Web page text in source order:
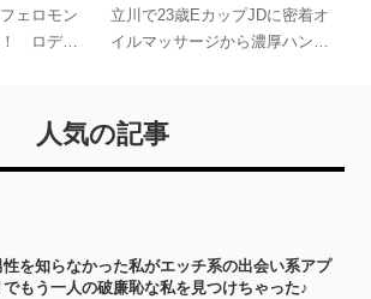
ェロモン
ロデオ
厚ハンドフィニッシュ！
立川で23歳EカップJDに密着オ
イルマッサージから濃厚ハンド
テでのハプニング体験談！
人気の記事
性を知らなかった私がエッチ系の出会い系アプ
でもう一人の破廉恥な私を見つけちゃった♪